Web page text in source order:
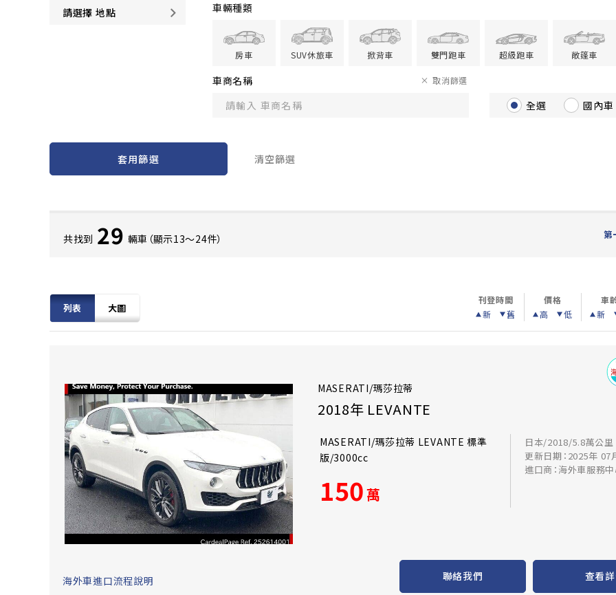
請選擇 地點
車輛種類
房車 SUV休旅車 掀背車 雙門跑車 超級跑車 敞篷車
車商名稱 取消篩選
全選 國內車
套用篩選 清空篩選
共找到 29 輛車（顯示13〜24件） 第
列表 大圖
刊登時間
新
舊
價格
高
低
車
新
MASERATI/瑪莎拉蒂
2018年 LEVANTE
MASERATI/瑪莎拉蒂 LEVANTE 標準
版/3000cc
150萬
日本/2018/5.8萬公里
更新日期：2025年 07
進口商：海外車服務
海外車進口流程說明 聯絡我們 查看